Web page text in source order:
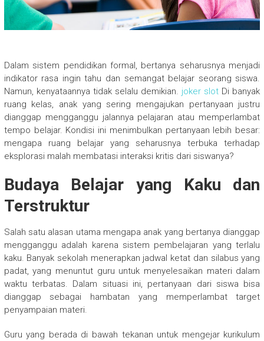
Dalam sistem pendidikan formal, bertanya seharusnya menjadi
indikator rasa ingin tahu dan semangat belajar seorang siswa.
Namun, kenyataannya tidak selalu demikian. joker slot Di banyak
ruang kelas, anak yang sering mengajukan pertanyaan justru
dianggap mengganggu jalannya pelajaran atau memperlambat
tempo belajar. Kondisi ini menimbulkan pertanyaan lebih besar:
mengapa ruang belajar yang seharusnya terbuka terhadap
eksplorasi malah membatasi interaksi kritis dari siswanya?
Budaya Belajar yang Kaku dan
Terstruktur
Salah satu alasan utama mengapa anak yang bertanya dianggap
mengganggu adalah karena sistem pembelajaran yang terlalu
kaku. Banyak sekolah menerapkan jadwal ketat dan silabus yang
padat, yang menuntut guru untuk menyelesaikan materi dalam
waktu terbatas. Dalam situasi ini, pertanyaan dari siswa bisa
dianggap sebagai hambatan yang memperlambat target
penyampaian materi.
Guru yang berada di bawah tekanan untuk mengejar kurikulum